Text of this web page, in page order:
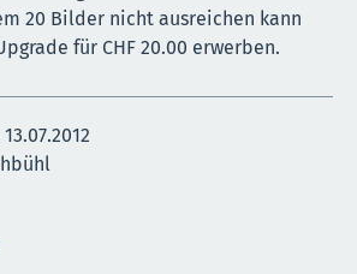
20 Bilder nicht ausreichen kann
für CHF 20.00 erwerben.
13.07.2012